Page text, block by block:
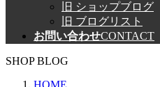
旧 ショップブログ
旧 ブログリスト
お問い合わせCONTACT
SHOP BLOG
HOME